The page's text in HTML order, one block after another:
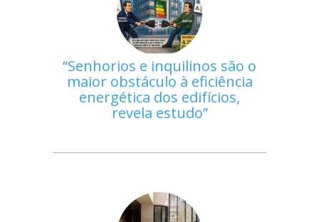
Senhorios e inquilinos são o
maior obstáculo à eficiência
energética dos edifícios,
revela estudo